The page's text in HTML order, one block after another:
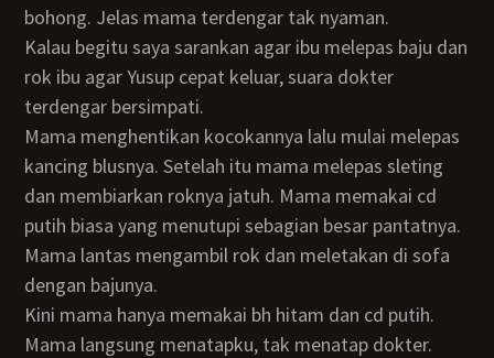
bohong. Jelas mama terdengar tak nyaman.
Kalau begitu saya sarankan agar ibu melepas baju dan
rok ibu agar Yusup cepat keluar, suara dokter
terdengar bersimpati.
Mama menghentikan kocokannya lalu mulai melepas
kancing blusnya. Setelah itu mama melepas sleting
dan membiarkan roknya jatuh. Mama memakai cd
putih biasa yang menutupi sebagian besar pantatnya.
Mama lantas mengambil rok dan meletakan di sofa
dengan bajunya.
Kini mama hanya memakai bh hitam dan cd putih.
Mama langsung menatapku, tak menatap dokter.